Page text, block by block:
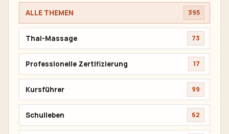
ALLE THEMEN 395
Thai-Massage 73
Professionelle Zertifizierung 17
Kursführer 99
Schulleben 62